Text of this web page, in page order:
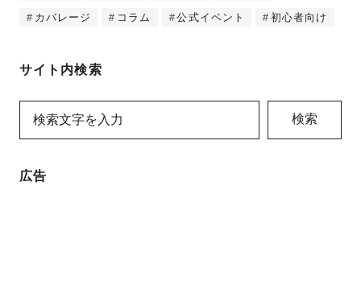
カバレージ コラム 公式イベント 初心者向け
サイト内検索
検索
広告